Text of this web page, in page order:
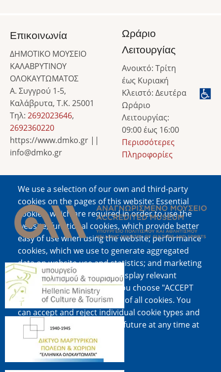
We use a selection of our own and third-party
cookies on the pages of this website: Essential
cookies, which are required in order to use the
website; functional cookies, which provide better
easy of use when using the website; performance
cookies, which we use to generate aggregated
data on website use and statistics; and marketing
cookies, which are used to display relevant
content and advertising. If you choose "ACCEPT
ALL", you consent to the use of all cookies. You
can accept and reject individual cookie types and
revoke your consent for the future at any time at
"Settings".
Cookie documentation
Επικοινωνία
ΔΗΜΟΤΙΚΟ ΜΟΥΣΕΙΟ
ΚΑΛΑΒΡΥΤΙΝΟΥ
ΟΛΟΚΑΥΤΩΜΑΤΟΣ
Α. Συγγρού 1-5,
Καλάβρυτα, Τ.Κ. 25001
Τηλ: 2692023646,
2692360220
https://www.dmko.gr ||
info@dmko.gr
Ωράριο
Λειτουργίας
Ανοικτό: Τρίτη
έως Κυριακή
Κλειστό: Δευτέρα
Ωράριο
Λειτουργίας:
09:00 έως 16:00
Περισσότερες
Πληροφορίες
Image
Image
Image